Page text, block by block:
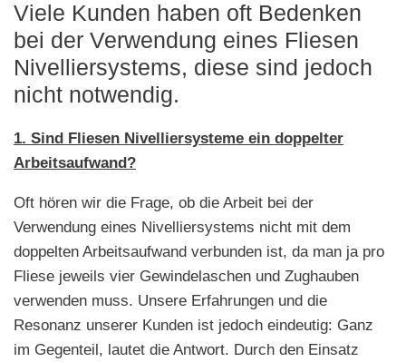
Viele Kunden haben oft Bedenken
bei der Verwendung eines Fliesen
Nivelliersystems, diese sind jedoch
nicht notwendig.
1. Sind Fliesen Nivelliersysteme ein doppelter
Arbeitsaufwand?
Oft hören wir die Frage, ob die Arbeit bei der
Verwendung eines Nivelliersystems nicht mit dem
doppelten Arbeitsaufwand verbunden ist, da man ja pro
Fliese jeweils vier Gewindelaschen und Zughauben
verwenden muss. Unsere Erfahrungen und die
Resonanz unserer Kunden ist jedoch eindeutig: Ganz
im Gegenteil, lautet die Antwort. Durch den Einsatz